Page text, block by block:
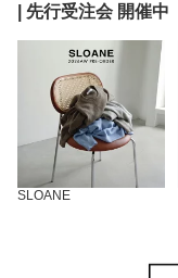
| 先行受注会 開催中
SLOANE